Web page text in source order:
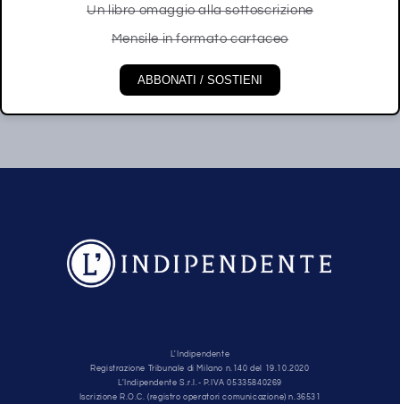
Un libro omaggio alla sottoscrizione
Mensile in formato cartaceo
ABBONATI / SOSTIENI
L'Indipendente
Registrazione Tribunale di Milano n.140 del 19.10.2020
L'Indipendente S.r.l.- P.IVA 05335840269
Iscrizione R.O.C. (registro operatori comunicazione) n.36531